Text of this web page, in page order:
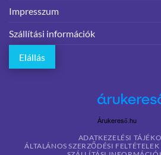
Impresszum
Szállítási információk
Elállás
Árukereső.hu
ADATKEZELÉSI
ÁLTALÁNOS SZERZŐDÉSI FELTÉTELEK